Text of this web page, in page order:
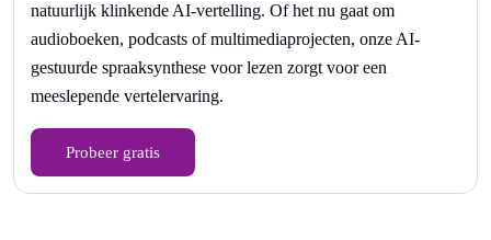
natuurlijk klinkende AI-vertelling. Of het nu gaat om
audioboeken, podcasts of multimediaprojecten, onze AI-
gestuurde spraaksynthese voor lezen zorgt voor een
meeslepende vertelervaring.
Probeer gratis